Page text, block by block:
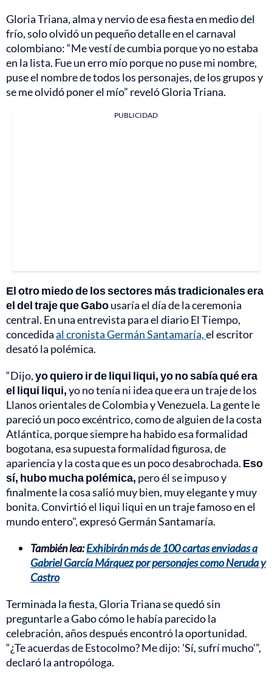
Gloria Triana, alma y nervio de esa fiesta en medio del
frío, solo olvidó un pequeño detalle en el carnaval
colombiano: “Me vestí de cumbia porque yo no estaba
en la lista. Fue un erro mío porque no puse mi nombre,
puse el nombre de todos los personajes, de los grupos y
se me olvidó poner el mío” reveló Gloria Triana.
PUBLICIDAD
El otro miedo de los sectores más tradicionales era
el del traje que Gabousaría el día de la ceremonia
central. En una entrevista para el diario El Tiempo,
concedidaal cronista Germán Santamaría,el escritor
desató la polémica.
“Dijo,yo quiero ir de liqui liqui, yo no sabía qué era
el liqui liqui,yo no tenía ni idea que era un traje de los
Llanos orientales de Colombia y Venezuela. La gente le
pareció un poco excéntrico, como de alguien de la costa
Atlántica, porque siempre ha habido esa formalidad
bogotana, esa supuesta formalidad figurosa, de
apariencia y la costa que es un poco desabrochada. Eso
sí, hubo mucha polémica, pero él se impuso y
finalmente la cosa salió muy bien, muy elegante y muy
bonita. Convirtió el liqui liqui en un traje famoso en el
mundo entero", expresó Germán Santamaría.
También lea:Exhibirán más de 100 cartas enviadas a
Gabriel García Márquez por personajes como Neruda y
Castro
Terminada la fiesta, Gloria Triana se quedó sin
preguntarle a Gabo cómo le había parecido la
celebración, años después encontró la oportunidad.
“¿Te acuerdas de Estocolmo? Me dijo: 'Sí, sufrí mucho'”,
declaró la antropóloga.